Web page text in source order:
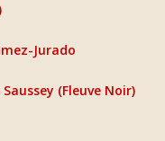
Jurado
(Fleuve Noir)